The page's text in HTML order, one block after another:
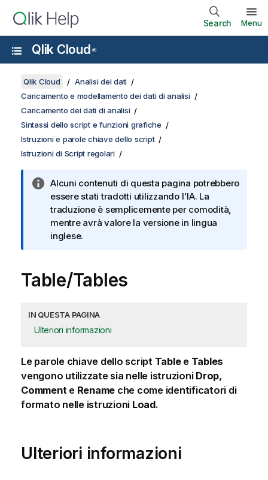
Search Menu
Qlik Cloud ®
Qlik Cloud
Analisi dei dati
Caricamento e modellamento dei dati di analisi
Caricamento dei dati di analisi
Sintassi dello script e funzioni grafiche
Istruzioni e parole chiave dello script
Istruzioni di Script regolari
Alcuni contenuti di questa pagina potrebbero
essere stati tradotti utilizzando l'IA. La
traduzione è semplicemente per comodità,
mentre avrà valore la versione in lingua
inglese.
Table/Tables
IN QUESTA PAGINA
Ulteriori informazioni
Le parole chiave dello script Tablee Tables
vengono utilizzate sia nelle istruzioni Drop,
Commente Rename che come identificatori di
formato nelle istruzioni Load.
Ulteriori informazioni